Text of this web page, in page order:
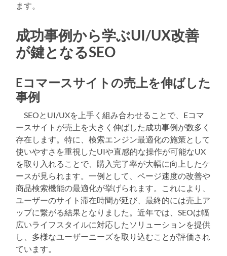
ます。
成功事例から学ぶUI/UX改善
が鍵となるSEO
Eコマースサイトの売上を伸ばした
事例
SEOとUI/UXを上手く組み合わせることで、Eコマ
ースサイトが売上を大きく伸ばした成功事例が数多く
存在します。特に、検索エンジン最適化の施策として
使いやすさを重視したUIや直感的な操作が可能なUX
を取り入れることで、購入完了率が大幅に向上したケ
ースが見られます。一例として、ページ速度の改善や
商品検索機能の最適化が挙げられます。これにより、
ユーザーのサイト滞在時間が延び、最終的には売上ア
ップに繋がる結果となりました。近年では、SEOは幅
広いライフスタイルに対応したソリューションを提供
し、多様なユーザーニーズを取り込むことが評価され
ています。